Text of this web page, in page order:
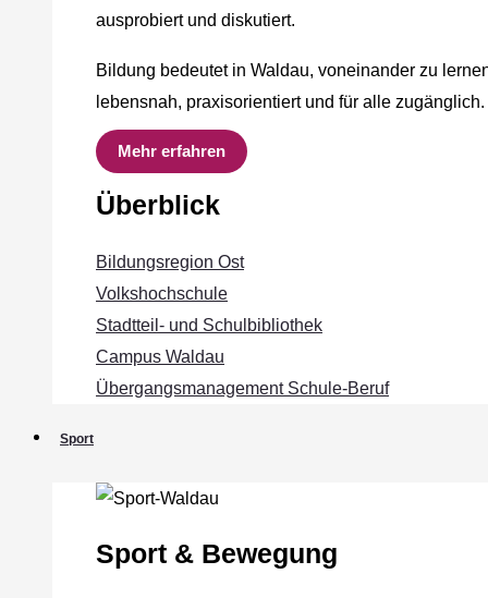
ausprobiert und diskutiert.
Bildung bedeutet in Waldau, voneinander zu
lebensnah, praxisorientiert und für alle zugänglich.
Mehr erfahren
Überblick
Bildungsregion Ost
Volkshochschule
Stadtteil- und Schulbibliothek
Campus Waldau
Übergangsmanagement Schule‐Beruf
Sport
Sport & Bewegung